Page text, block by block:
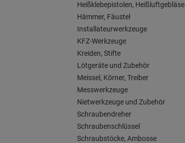
Heißklebepistolen, Heißluftgebläse
Hämmer, Fäustel
Installateurwerkzeuge
KFZ-Werkzeuge
Kreiden, Stifte
Lötgeräte und Zubehör
Meissel, Körner, Treiber
Messwerkzeuge
Nietwerkzeuge und Zubehör
Schraubendreher
Schraubenschlüssel
Schraubstöcke, Ambosse